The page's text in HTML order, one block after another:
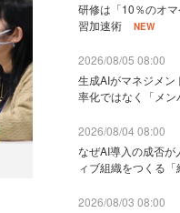
研修は「10％のオ
習加速術
NEW
2026/08/05 08:00
生成AIがマネジメン
率化ではなく「メン
2026/08/04 08:00
なぜAI導入の成否が
ィブ組織をつくる
2026/08/03 08:00